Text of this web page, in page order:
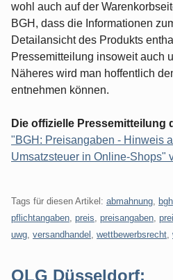
wohl auch auf der
BGH, dass die Informationen
Detailansicht des Produkts
Pressemitteilung insoweit auch
Näheres wird man hoffentlich
entnehmen können.
Die offizielle Pressemitteilung
"BGH: Preisangaben - Hinweis
Umsatzsteuer in Online-Shops"
Tags für diesen Artikel: abmahnung bgh
pflichtangaben preis preisangaben
uwg versandhandel wettbewerbsrecht
OLG Düsseldorf: